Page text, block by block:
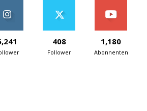
408
Follower
1,180
Abonnenten